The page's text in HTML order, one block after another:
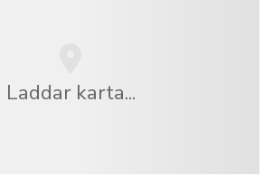
Laddar karta...